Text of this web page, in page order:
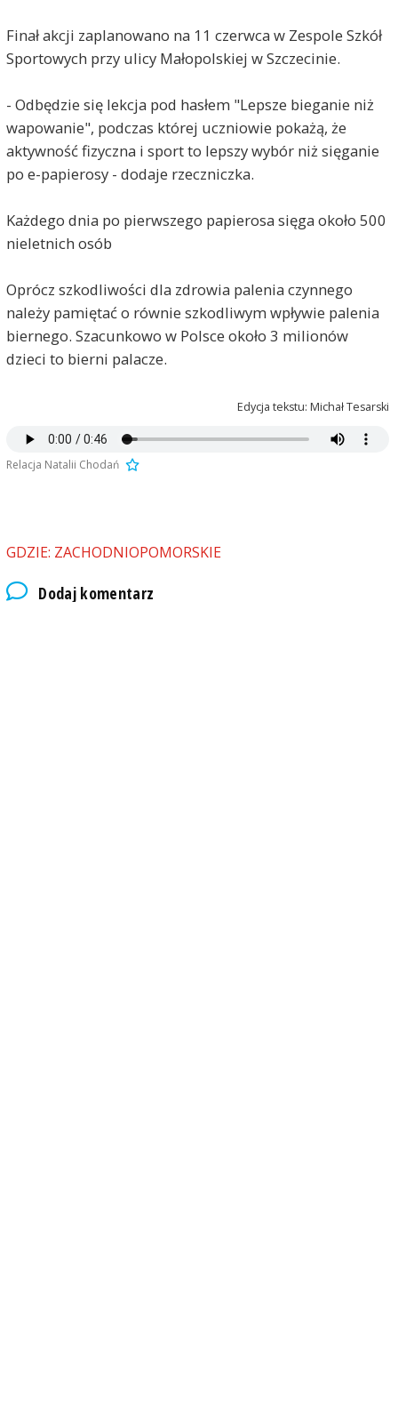
Finał akcji zaplanowano na 11 czerwca w Zespole Szkół
Sportowych przy ulicy Małopolskiej w Szczecinie.
- Odbędzie się lekcja pod hasłem "Lepsze bieganie niż
wapowanie", podczas której uczniowie pokażą, że
aktywność fizyczna i sport to lepszy wybór niż sięganie
po e-papierosy - dodaje rzeczniczka.
Każdego dnia po pierwszego papierosa sięga około 500
nieletnich osób
Oprócz szkodliwości dla zdrowia palenia czynnego
należy pamiętać o równie szkodliwym wpływie palenia
biernego. Szacunkowo w Polsce około 3 milionów
dzieci to bierni palacze.
Edycja tekstu: Michał Tesarski
Relacja Natalii Chodań
GDZIE: ZACHODNIOPOMORSKIE
Dodaj komentarz